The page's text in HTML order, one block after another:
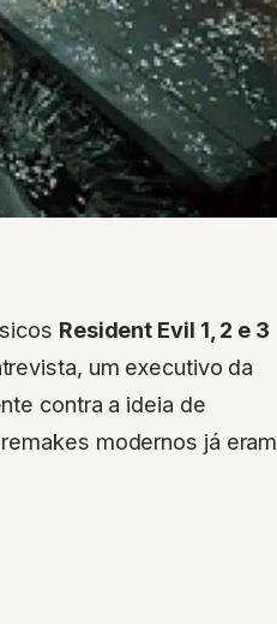
Resident Evil 1, 2 e 3
um executivo da
contra a ideia de
modernos já eram